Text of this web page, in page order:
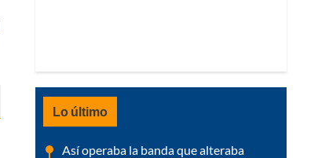
Lo último
Así operaba la banda que alteraba